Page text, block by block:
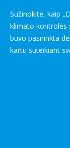
Sužinokite, kaip
klimato kontrolės
buvo pasirinkta
kartu suteikiant